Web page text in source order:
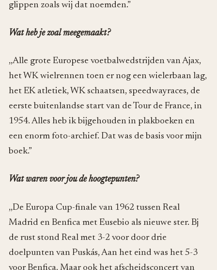
glippen zoals wij dat noemden.”
Wat heb je zoal meegemaakt?
,,Alle grote Europese voetbalwedstrijden van Ajax,
het WK wielrennen toen er nog een wielerbaan lag,
het EK atletiek, WK schaatsen, speedwayraces, de
eerste buitenlandse start van de Tour de France, in
1954. Alles heb ik bijgehouden in plakboeken en
een enorm foto-archief. Dat was de basis voor mijn
boek.”
Wat waren voor jou de hoogtepunten?
,,De Europa Cup-finale van 1962 tussen Real
Madrid en Benfica met Eusebio als nieuwe ster. Bj
de rust stond Real met 3-2 voor door drie
doelpunten van Puskás, Aan het eind was het 5-3
voor Benfica. Maar ook het afscheidsconcert van